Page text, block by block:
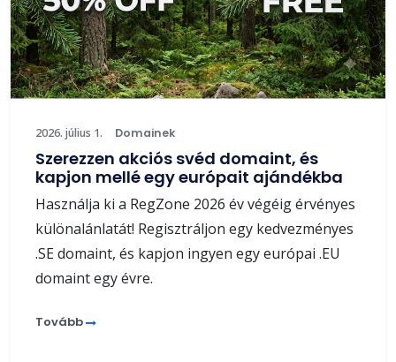
2026. július 1. Domainek
Szerezzen akciós svéd domaint, és
kapjon mellé egy európait ajándékba
Használja ki a RegZone 2026 év végéig érvényes
különalánlatát! Regisztráljon egy kedvezményes
.SE domaint, és kapjon ingyen egy európai .EU
domaint egy évre.
Tovább